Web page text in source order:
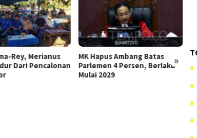
»
Hapus Ambang Batas
4 Persen, Berlaku
2029
Anggota DPRD Alor Ini
POKIR-BIMTEK Di APBD
Perubahan 2023, Ikuti
Ulasannya